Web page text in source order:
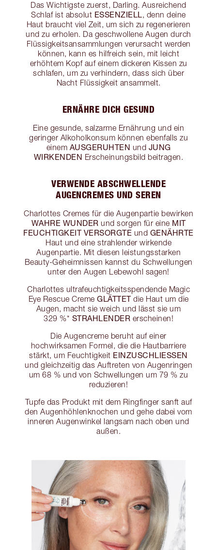
Das Wichtigste zuerst, Darling. Ausreichend
Schlaf ist absolut ESSENZIELL, denn deine
Haut braucht viel Zeit, um sich zu regenerieren
und zu erholen. Da geschwollene Augen durch
Flüssigkeitsansammlungen verursacht werden
können, kann es hilfreich sein, mit leicht
erhöhtem Kopf auf einem dickeren Kissen zu
schlafen, um zu verhindern, dass sich über
Nacht Flüssigkeit ansammelt.
ERNÄHRE DICH GESUND
Eine gesunde, salzarme Ernährung und ein
geringer Alkoholkonsum können ebenfalls zu
einem AUSGERUHTEN und JUNG
WIRKENDEN Erscheinungsbild beitragen.
VERWENDE ABSCHWELLENDE
AUGENCREMES UND SEREN
Charlottes Cremes für die Augenpartie bewirken
WAHRE WUNDER und sorgen für eine MIT
FEUCHTIGKEIT VERSORGTE und GENÄHRTE
Haut und eine strahlender wirkende
Augenpartie. Mit diesen leistungsstarken
Beauty-Geheimnissen kannst du Schwellungen
unter den Augen Lebewohl sagen!
Charlottes ultrafeuchtigkeitsspendende Magic
Eye Rescue Creme GLÄTTETdie Haut um die
Augen, macht sie weich und lässt sie um
329 %* STRAHLENDER erscheinen!
Die Augencreme beruht auf einer
hochwirksamen Formel, die die Hautbarriere
stärkt, um Feuchtigkeit EINZUSCHLIESSEN
und gleichzeitig das Auftreten von Augenringen
um 68 % und von Schwellungen um 79 % zu
reduzieren!
Tupfe das Produkt mit dem Ringfinger sanft auf
den Augenhöhlenknochen und gehe dabei vom
inneren Augenwinkel langsam nach oben und
außen.